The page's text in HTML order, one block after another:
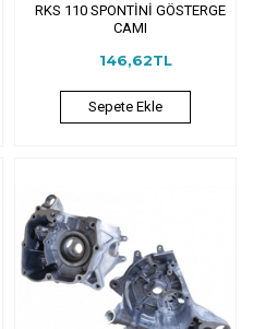
RKS 110 SPONTİNİ GÖSTERGE
CAMI
146,62TL
Sepete Ekle